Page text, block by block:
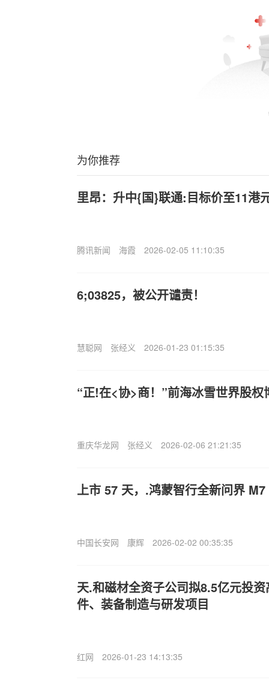
为你推荐
里昂：升中{国}联通:目标价至11港
腾讯新闻 海霞 2026-02-05 11:10:35
6;03825，被公开谴责！
慧聪网 张经义 2026-01-23 01:15:35
“正!在<协>商！”前海冰雪世界股权
重庆华龙网 张经义 2026-02-06 21:21:35
上市 57 天，.鸿蒙智行全新问界
中国长安网 康辉 2026-02-02 00:35:35
天.和磁材全资子公司拟8.5亿元投
件、装备制造与研发项目
红网 2026-01-23 14:13:35